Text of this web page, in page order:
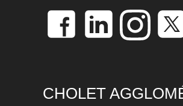
CHOLET